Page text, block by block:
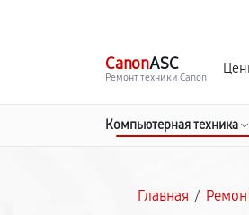
CanonASC
Ремонт техники Canon
Компьютерная техника
Главная /